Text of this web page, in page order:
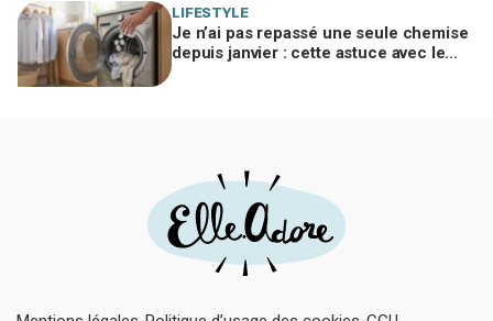
LIFESTYLE
Je n’ai pas repassé une seule chemise
depuis janvier : cette astuce avec le